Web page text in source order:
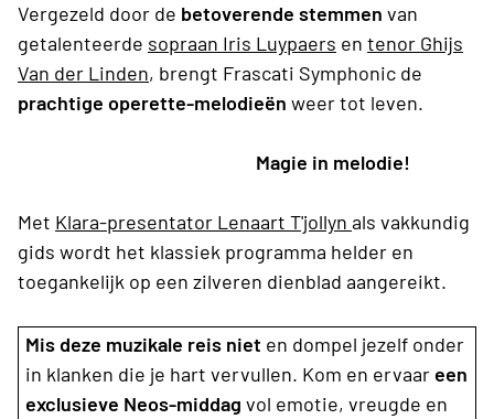
Vergezeld door de betoverende stemmen van
getalenteerde sopraan Iris Luypaers en tenor Ghijs
Van der Linden, brengt Frascati Symphonic de
prachtige operette-melodieën weer tot leven.
Magie in melodie!
Met Klara-presentator Lenaart T'jollyn als vakkundig
gids wordt het klassiek programma helder en
toegankelijk op een zilveren dienblad aangereikt.
Mis deze muzikale reis niet en dompel jezelf onder
in klanken die je hart vervullen. Kom en ervaar een
exclusieve Neos-middag vol emotie, vreugde en